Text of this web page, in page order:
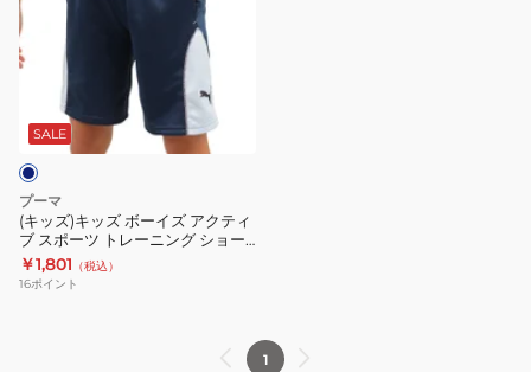
キ
ッ
ズ
ー
イ
ズ
ア
ク
テ
SALE
プーマ
(キッズ)キッズ ボーイズ アクティ
ブ スポーツ トレーニング ショー
ツ 680544 92 NVY
￥1,801 （税込）
16ポイント
1